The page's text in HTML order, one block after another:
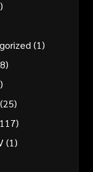
(1)
(25)
(1)